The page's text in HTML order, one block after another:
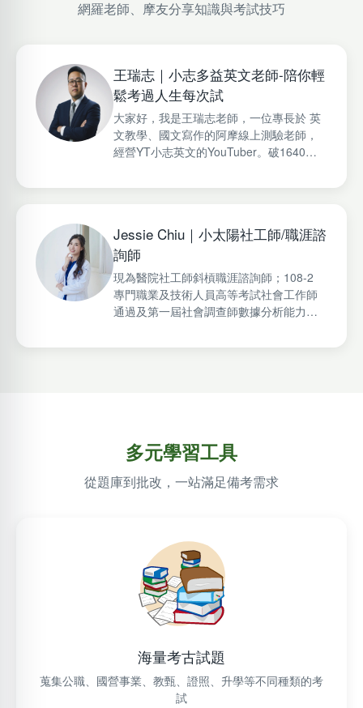
網羅老師、摩友分享知識與考試技巧
王瑞志｜小志多益英文老師-陪你輕
鬆考過人生每次試
大家好，我是王瑞志老師，一位專長於 英
文教學、國文寫作的阿摩線上測驗老師，
經營YT小志英文的YouTuber。破1640人
人線上購買的里程碑。分享新多益英文、
Jessie Chiu｜小太陽社工師/職涯諮
詢師
現為醫院社工師斜槓職涯諮詢師；108-2
專門職業及技術人員高等考試社會工作師
通過及第一屆社會調查師數據分析能力認
體品牌創辦人，Podcast「Little Sun
多元學習工具
從題庫到批改，一站滿足備考需求
海量考古試題
蒐集公職、國營事業、教甄、證照、升學等不同種類的考
試